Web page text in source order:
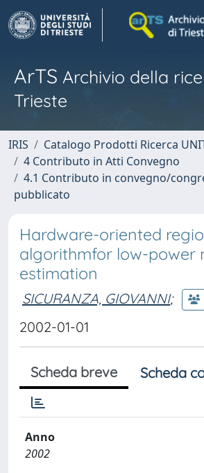
ArTS Archivio della
Trieste
IRIS
Catalogo Prodotti Ricerca
4 Contributo in Atti Convegno
4.1 Contributo in convegno/
pubblicato
Hardware-oriented
algorithmfor low-power
estimation
SICURANZA, GIOVANNI;
2002-01-01
Scheda breve Scheda
Anno
2002